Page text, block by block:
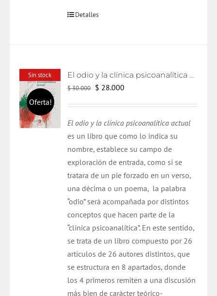
Detalles
Sin stock
Oferta!
El odio y la clínica psicoanalítica actual
$30.000 El
era:
$ 30.000.
$ 28.000
es:
$ 28.000.
El odio y la clínica psicoanalítica actual
es un libro que como lo indica su
nombre, establece su campo de
exploración de entrada, como si se
tratara de un pie forzado en un verso,
una décima o un poema, la palabra
“odio” será acompañada por distintos
conceptos que hacen parte de la
“clínica psicoanalítica”. En este sentido,
se trata de un libro compuesto por 26
artículos de 26 autores distintos, que
se estructura en 8 apartados, donde
los 4 primeros remiten a una discusión
más bien de carácter teórico-